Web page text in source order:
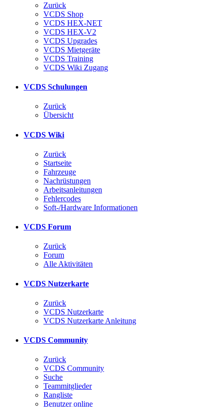
Zurück
VCDS Shop
VCDS HEX-NET
VCDS HEX-V2
VCDS Upgrades
VCDS Mietgeräte
VCDS Training
VCDS Wiki Zugang
VCDS Schulungen
Zurück
Übersicht
VCDS Wiki
Zurück
Startseite
Fahrzeuge
Nachrüstungen
Arbeitsanleitungen
Fehlercodes
Soft-/Hardware Informationen
VCDS Forum
Zurück
Forum
Alle Aktivitäten
VCDS Nutzerkarte
Zurück
VCDS Nutzerkarte
VCDS Nutzerkarte Anleitung
VCDS Community
Zurück
VCDS Community
Suche
Teammitglieder
Rangliste
Benutzer online